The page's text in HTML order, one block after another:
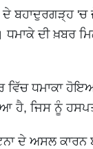
ਬਹਾਦੁਰਗੜ੍ਹ 'ਚ
ਦੀ ਖ਼ਬਰ
ਵਿੱਚ ਧਮਾਕਾ
ਹੈ, ਜਿਸ ਨੂੰ
ਦੇ ਅਸਲ